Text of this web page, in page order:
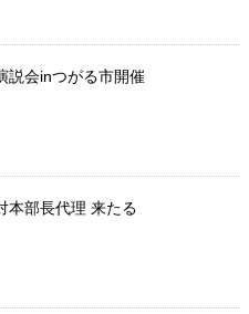
説会inつがる市開催
本部長代理 来たる